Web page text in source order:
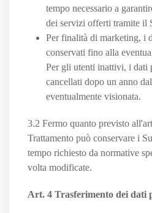
tempo necessario a
dei servizi offerti tramite il
Per finalità di marketing, i
conservati fino alla
Per gli utenti inattivi, i dati
cancellati dopo un anno
eventualmente visionata.
3.2 Fermo quanto previsto
Trattamento può conservare i
tempo richiesto da normative
volta modificate.
Art. 4 Trasferimento dei dati